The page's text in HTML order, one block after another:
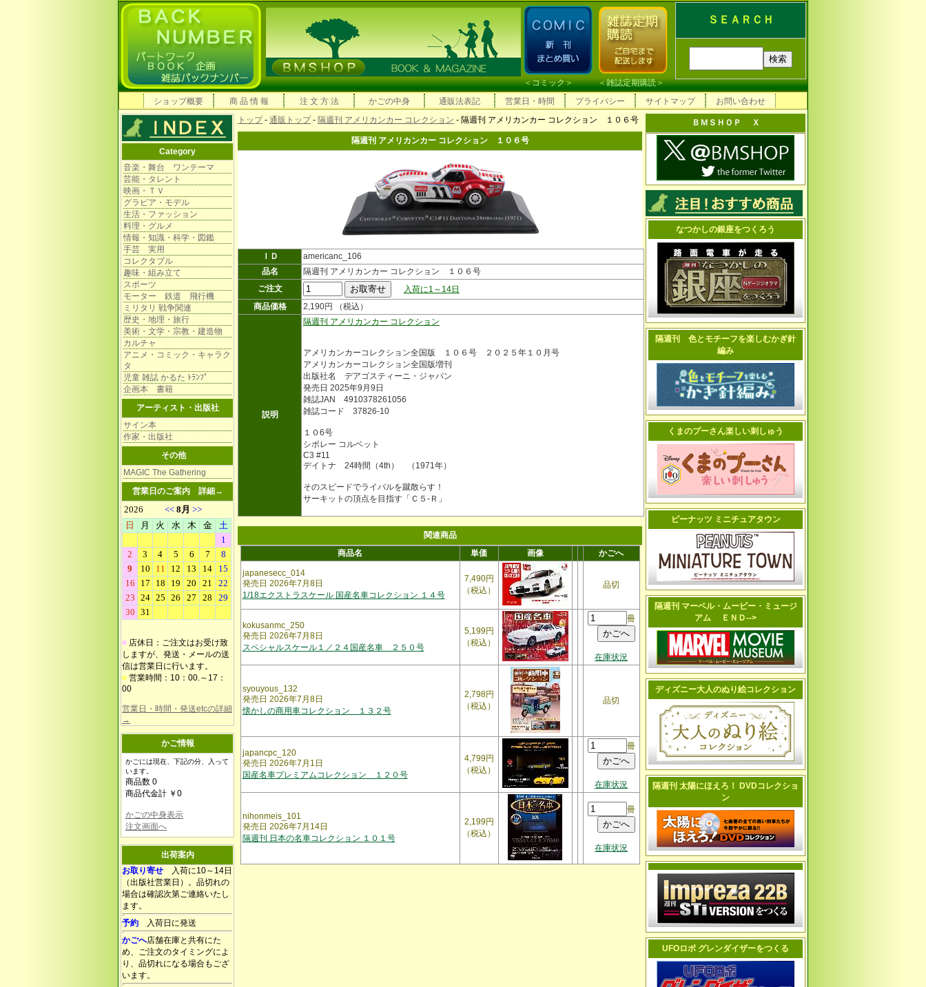
ＳＥＡＲＣＨ
＜コミック＞ ＜雑誌定期購読＞
ショップ概要
商 品 情 報 注 文 方 法 かごの中身 通販法表記 営業日・時間 プライバシー サイトマップ お問い合わせ
Category
音楽・舞台 ワンテーマ
芸能・タレント
映画・ＴＶ
グラビア・モデル
生活・ファッション
料理・グルメ
情報・知識・科学・図鑑
手芸 実用
コレクタブル
趣味・組み立て
スポーツ
モーター 鉄道 飛行機
ミリタリ 戦争関連
歴史・地理・旅行
美術・文学・宗教・建造物
カルチャ
アニメ・コミック・キャラク
タ
児童 雑誌 かるた ﾄﾗﾝﾌﾟ
企画本 書籍
アーティスト・出版社
サイン本
作家・出版社
その他
MAGIC The Gathering
営業日のご案内 詳細→
■ 店休日：ご注文はお受け致
しますが、発送・メールの送
信は営業日に行います。
■ 営業時間：10：00.～17：
00
営業日・時間・発送etcの詳細
→
かご情報
かごには現在、下記の分、入って
います。
商品数 0
商品代金計 ￥0
かごの中身表示
注文画面へ
出荷案内
お取り寄せ 入荷に10～14日
（出版社営業日）。品切れの
場合は確認次第ご連絡いたし
ます。
予約 入荷日に発送
かごへ店舗在庫と共有にた
め、ご注文のタイミングによ
り、品切れになる場合もござ
います。
トップ- 通販トップ- 隔週刊 アメリカンカー コレクション - 隔週刊 アメリカンカー コレクション １０６号
隔週刊 アメリカンカー コレクション １０６号
ＩＤ
americanc_106
品名
隔週刊 アメリカンカー コレクション １０６号
ご注文
入荷に1～14日
商品価格
2,190円 （税込）
説明
隔週刊 アメリカンカー コレクション
アメリカンカーコレクション全国版 １０６号 ２０２５年１０月号
アメリカンカーコレクション全国版増刊
出版社名 デアゴスティーニ・ジャパン
発売日 2025年9月9日
雑誌JAN 4910378261056
雑誌コード 37826-10
１０6号
シボレー コルベット
C3 #11
デイトナ 24時間（4th） （1971年）
そのスピードでライバルを蹴散らす！
サーキットの頂点を目指す「Ｃ５-Ｒ」
関連商品
商品名
単価 画像 かごへ
japanesecc_014
発売日 2026年7月8日
1/18エクストラスケール 国産名車コレクション １４号
7,490円
（税込）
品切
kokusanmc_250
発売日 2026年7月8日
スペシャルスケール１／２４国産名車 ２５０号
5,199円
（税込）
冊
在庫状況
syouyous_132
発売日 2026年7月8日
懐かしの商用車コレクション １３２号
2,798円
（税込）
品切
japancpc_120
発売日 2026年7月1日
国産名車プレミアムコレクション １２０号
4,799円
（税込）
冊
在庫状況
nihonmeis_101
発売日 2026年7月14日
隔週刊 日本の名車コレクション １０１号
2,199円
（税込）
冊
在庫状況
ＢＭＳＨＯＰ Ｘ
なつかしの銀座をつくろう
隔週刊 色とモチーフを楽しむかぎ針
編み
くまのプーさん楽しい刺しゅう
ピーナッツ ミニチュアタウン
隔週刊 マーベル・ムービー・ミュージ
アム ＥＮＤ-->
ディズニー大人のぬり絵コレクション
隔週刊 太陽にほえろ！ DVDコレクショ
ン
UFOロボ グレンダイザーをつくる